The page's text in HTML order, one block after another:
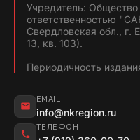
Учредитель: Общество
ответственностью
Свердловская обл., г.
13, кв. 103).
Периодичность
EMAIL
info@nkregion.ru
ТЕЛЕФОН